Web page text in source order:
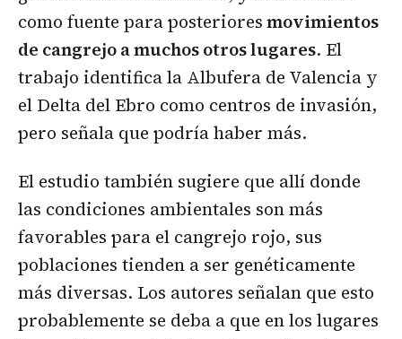
como fuente para posterioresmovimientos
de cangrejo a muchos otros lugares. El
trabajo identifica la Albufera de Valencia y
el Delta del Ebro como centros de invasión,
pero señala que podría haber más.
El estudio también sugiere que allí donde
las condiciones ambientales son más
favorables para el cangrejo rojo, sus
poblaciones tienden a ser genéticamente
más diversas. Los autores señalan que esto
probablemente se deba a que en los lugares